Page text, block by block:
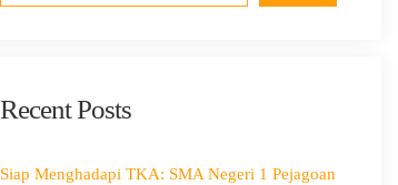
Recent Posts
Siap Menghadapi TKA: SMA Negeri 1 Pejagoan